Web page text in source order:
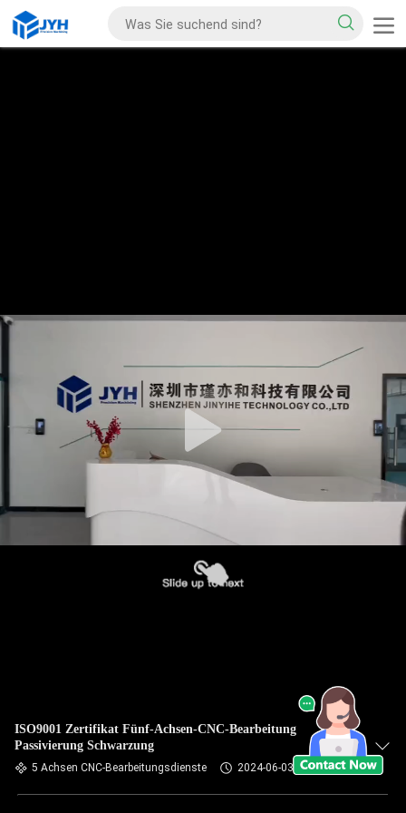
ISO9001 Zertifikat Fünf-Achsen-CNC-Bearbeitung
Passivierung Schwarzung
5 Achsen CNC-Bearbeitungsdienste 2024-06-03